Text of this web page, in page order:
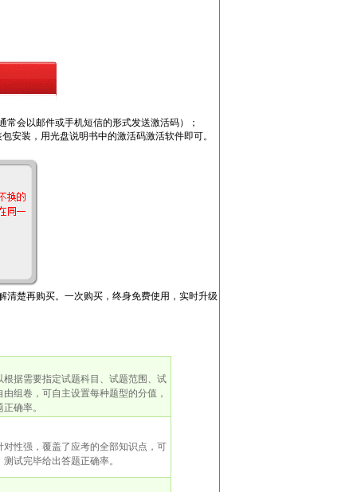
常会以邮件或手机短信的形式发送激活码）；
安装，用光盘说明书中的激活码激活软件即可。
楚再购买。一次购买，终身免费使用，实时升级
据需要指定试题科目、试题范围、试
组卷，可自主设置每种题型的分值，
确率。
性强，覆盖了应考的全部知识点，可
试完毕给出答题正确率。